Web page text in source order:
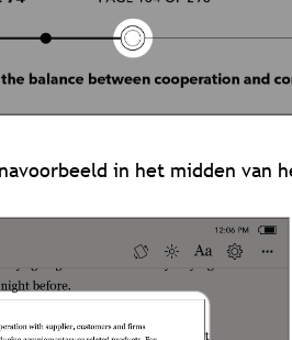
in het midden van